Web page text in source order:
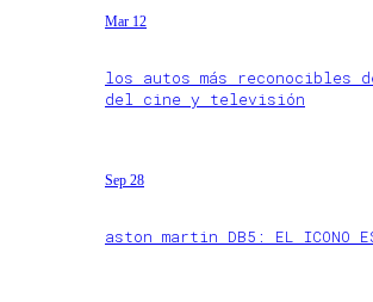
Mar 12
los autos más reconocibles
del cine y televisión
Sep 28
aston martin DB5: EL ICONO